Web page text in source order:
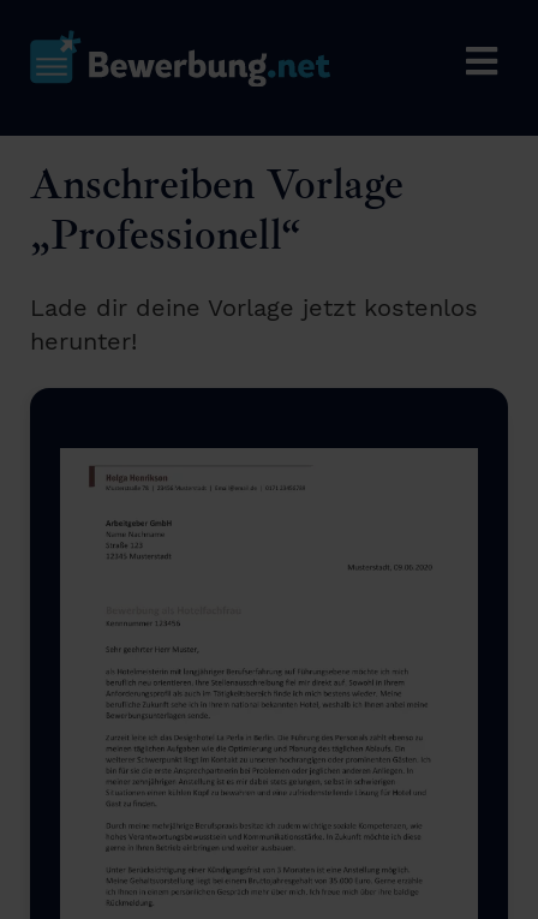
Anschreiben Vorlage
„Professionell“
Lade dir deine Vorlage jetzt kostenlos
herunter!